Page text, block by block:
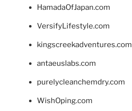
HamadaOfJapan.com
VersifyLifestyle.com
kingscreekadventures.com
antaeuslabs.com
purelycleanchemdry.com
WishOping.com